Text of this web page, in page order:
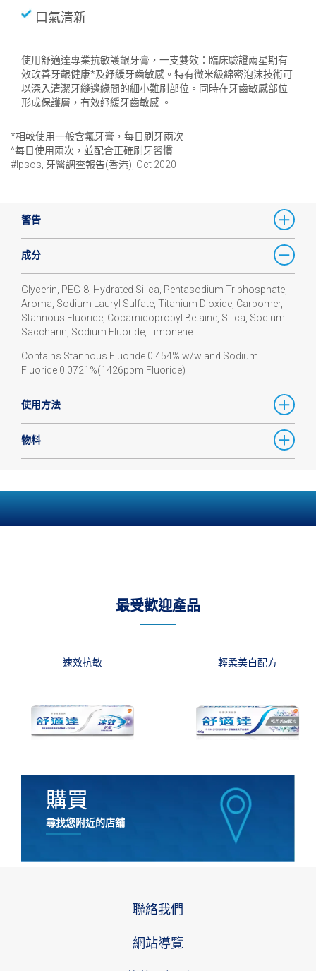
口氣清新
使用舒適達專業抗敏護齦牙膏，一支雙效：臨床驗證兩星期有
效改善牙齦健康*及紓緩牙齒敏感。特有微米級綿密泡沫技術可
以深入清潔牙縫邊緣間的細小難刷部位。同時在牙齒敏感部位
形成保護層，有效紓緩牙齒敏感 。
*相較使用一般含氟牙膏，每日刷牙兩次
^每日使用兩次，並配合正確刷牙習慣​
#Ipsos, 牙醫調查報告(香港), Oct 2020
成分
使用方法
警告
物料
Glycerin, PEG-8, Hydrated Silica, Pentasodium Triphosphate,
Aroma, Sodium Lauryl Sulfate, Titanium Dioxide, Carbomer,
Stannous Fluoride, Cocamidopropyl Betaine, Silica, Sodium
Saccharin, Sodium Fluoride, Limonene.
Contains Stannous Fluoride 0.454% w/w and Sodium
Fluoride 0.0721%(1426ppm Fluoride)
最受歡迎產品
速效抗敏 輕柔美白配方
購買
尋找您附近的店舖
聯絡我們
網站導覽